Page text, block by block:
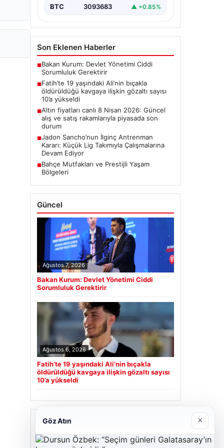
BTC 3093683 ▲ +0.85%
Son Eklenen Haberler
■Bakan Kurum: Devlet Yönetimi Ciddi
Sorumluluk Gerektirir
■Fatih’te 19 yaşındaki Ali’nin bıçakla
öldürüldüğü kavgaya ilişkin gözaltı sayısı
10’a yükseldi
■Altın fiyatları canlı 8 Nisan 2026: Güncel
alış ve satış rakamlarıyla piyasada son
durum
■Jadon Sancho’nun İlginç Antrenman
Kararı: Küçük Lig Takımıyla Çalışmalarına
Devam Ediyor
■Bahçe Mutfakları ve Prestijli Yaşam
Bölgeleri
Güncel
Ağustos 7, 2026
Bakan Kurum: Devlet Yönetimi Ciddi
Sorumluluk Gerektirir
Ağustos 6, 2026
Fatih’te 19 yaşındaki Ali’nin bıçakla
öldürüldüğü kavgaya ilişkin gözaltı sayısı
10’a yükseldi
Son Eklenen Firmalar
Göz Atın ×